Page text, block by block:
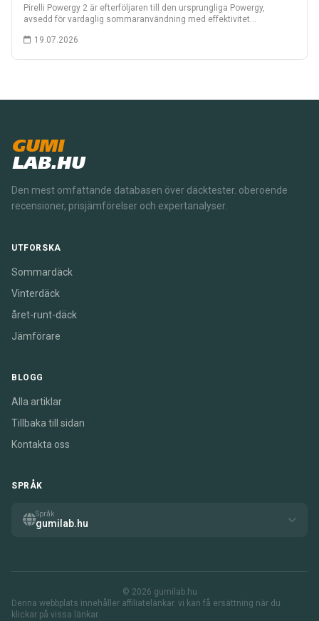
Pirelli Powergy 2 är efterföljaren till den ursprungliga Powergy,
avsedd för vardaglig sommaranvändning med effektivitet…
19.07.2026
GUMI
LAB.HU
Den mest omfattande databasen över däcktester. oberoende
recensioner, prisjämförelser och expertanalyser.
UTFORSKA
Sommardäck
Vinterdäck
året-runt-däck
Jämförare
BLOGG
Alla artiklar
Tillbaka till sidan
Kontakta oss
SPRÅK
Språk
gumilab.hu
© 2026 gumilab.hu
Denna webbplats innehåller affiliatelänkar. vi kan få ersättning när du
klickar på vissa länkar.